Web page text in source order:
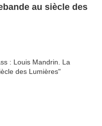
au siècle des